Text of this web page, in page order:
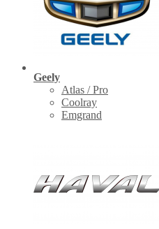
Geely
Atlas / Pro
Coolray
Emgrand